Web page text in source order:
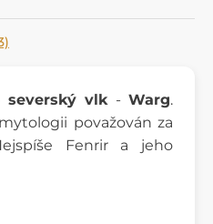
severský vlk -Warg.
považován za
Fenrir a jeho